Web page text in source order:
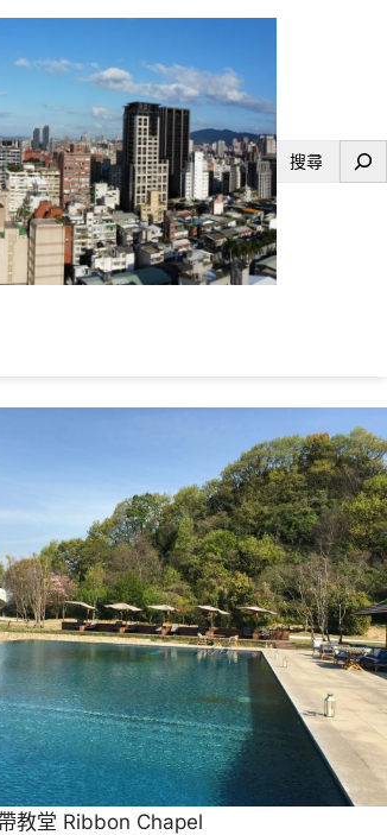
搜
教堂 Ribbon Chapel